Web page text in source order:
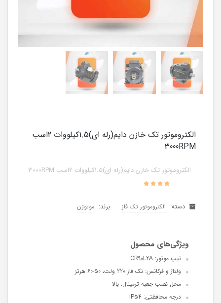
الکتروموتور تک خازن دایم(رله ای)1.5کیلووات 2اسب
3000RPM
الکتروموتور تک خازن دایم(رله ای)1.5کیلووات 2اسب 3000RPM
دسته: الکتروموتور تک فاز برند: موتوژن
تیپ موتور: CR90L2A
ولتاژ و فرکانس: نک فاز 220 ولت، 50-60 هرتز
محل نصب جعبه ترمینال: بالا
درجه محافظتی: IP54